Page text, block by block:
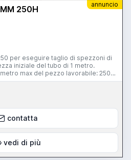
annuncio
250H
per eseguire taglio di spezzoni di
iniziale del tubo di 1 metro.
max del pezzo lavorabile: 250
90 mm. Lunghezza max
pezzi taglio variabile: min
max del materiale: 2 mm. Motore:
ø100 corsa 50 mm. N°1
screen di programmazione. Barriere
tre lati. Barriere fotoelettriche di
contatta
vedi di più